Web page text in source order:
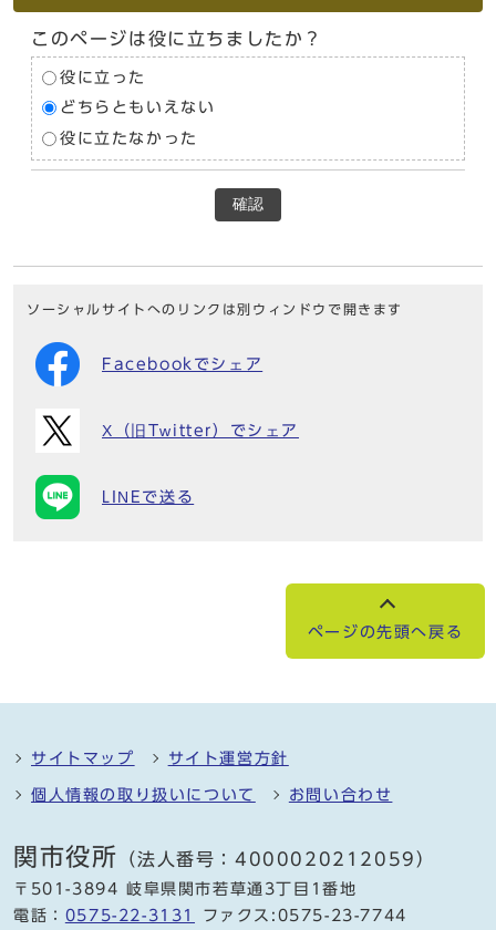
このページは役に立ちましたか？
役に立った
どちらともいえない
役に立たなかった
確認
ソーシャルサイトへのリンクは別ウィンドウで開きます
Facebookでシェア
X（旧Twitter）でシェア
LINEで送る
ページの先頭へ戻る
サイトマップ サイト運営方針
個人情報の取り扱いについて お問い合わせ
関市役所 （法人番号：4000020212059）
〒501-3894 岐阜県関市若草通3丁目1番地
電話： 0575-22-3131
ファクス:0575-23-7744